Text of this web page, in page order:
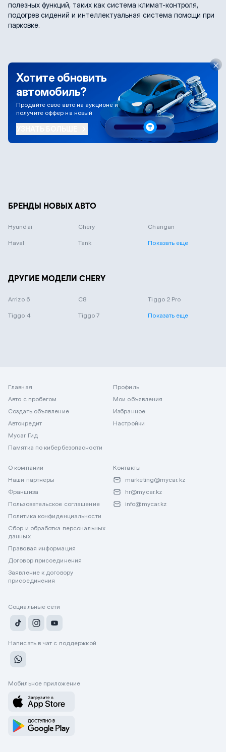
полезных функций, таких как система климат-контроля,
подогрев сидений и интеллектуальная система помощи при
парковке.
Хотите обновить
автомобиль?
Продайте свое авто на аукционе и
получите оффер на новый
БРЕНДЫ НОВЫХ АВТО
Hyundai Chery Changan
Haval Tank Показать еще
ДРУГИЕ МОДЕЛИ CHERY
Arrizo 6 C8 Tiggo 2 Pro
Tiggo 4 Tiggo 7 Показать еще
Главная
Авто с пробегом
Создать объявление
Автокредит
Mycar Гид
Памятка по кибербезопасности
Профиль
Мои объявления
Избранное
Настройки
О компании
Наши партнеры
Франшиза
Пользовательское соглашение
Политика конфиденциальности
Сбор и обработка персональных
данных
Правовая информация
Договор присоединения
Заявление к договору
присоединения
Контакты
marketing@mycar.kz
hr@mycar.kz
info@mycar.kz
Социальные сети
Написать в чат с поддержкой
Мобильное приложение